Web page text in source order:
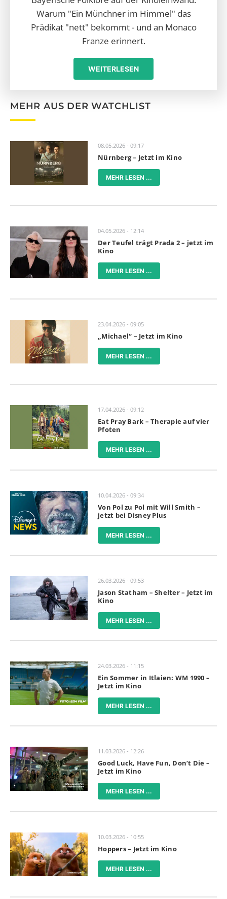
Warum "Ein Münchner im Himmel" das
Prädikat "nett" bekommt - und an Monaco
Franze erinnert.
WEITERLESEN
MEHR AUS DER WATCHLIST
08.05.2026 - 09:17
Nürnberg – Jetzt im Kino
MEHR LESEN ...
04.05.2026 - 12:14
Der Teufel trägt Prada 2 – jetzt im
Kino
MEHR LESEN ...
23.04.2026 - 09:05
„Michael“ – Jetzt im Kino
MEHR LESEN ...
17.04.2026 - 09:12
Eat Pray Bark – Therapie auf vier
Pfoten
MEHR LESEN ...
10.04.2026 - 09:34
Von Pol zu Pol mit Will Smith –
jetzt bei Disney Plus
MEHR LESEN ...
26.03.2026 - 09:53
Jason Statham – Shelter – Jetzt im
Kino
MEHR LESEN ...
24.03.2026 - 11:15
Ein Sommer in Itlaien: WM 1990 –
Jetzt im Kino
MEHR LESEN ...
11.03.2026 - 12:26
Good Luck, Have Fun, Don’t Die –
Jetzt im Kino
MEHR LESEN ...
10.03.2026 - 10:55
Hoppers – Jetzt im Kino
MEHR LESEN ...